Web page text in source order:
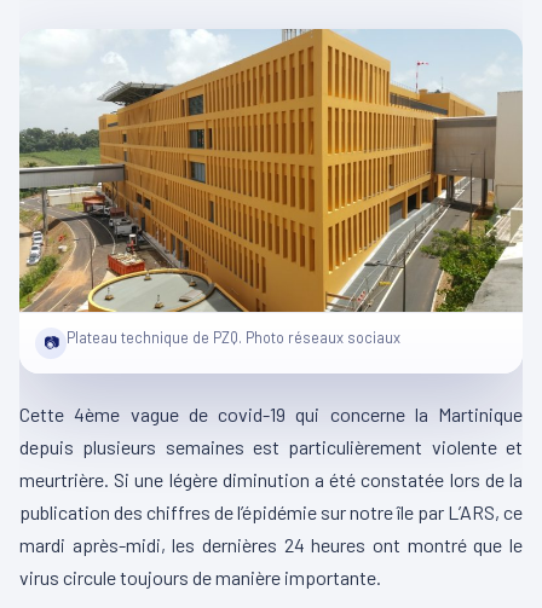
📷 Plateau technique de PZQ. Photo réseaux sociaux
Cette 4ème vague de covid-19 qui concerne la Martinique
depuis plusieurs semaines est particulièrement violente et
meurtrière. Si une légère diminution a été constatée lors de la
publication des chiffres de l’épidémie sur notre île par L’ARS, ce
mardi après-midi, les dernières 24 heures ont montré que le
virus circule toujours de manière importante.